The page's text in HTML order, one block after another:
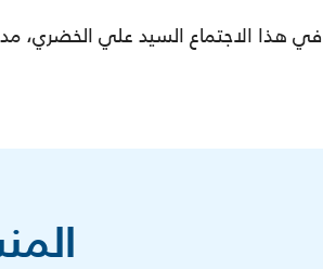
في هذا الاجتماع السيد علي الخضري،